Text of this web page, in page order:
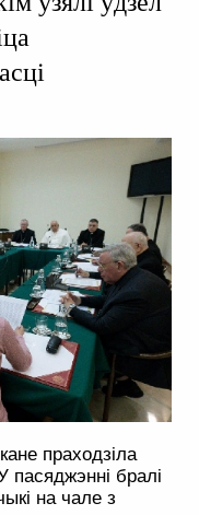
праходзіла
бралі
на чале з